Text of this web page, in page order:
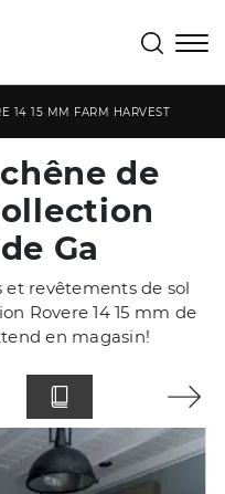
14 15 MM FARM HARVEST
de
Ga
et revêtements de sol
Rovere 14 15 mm de
en magasin!